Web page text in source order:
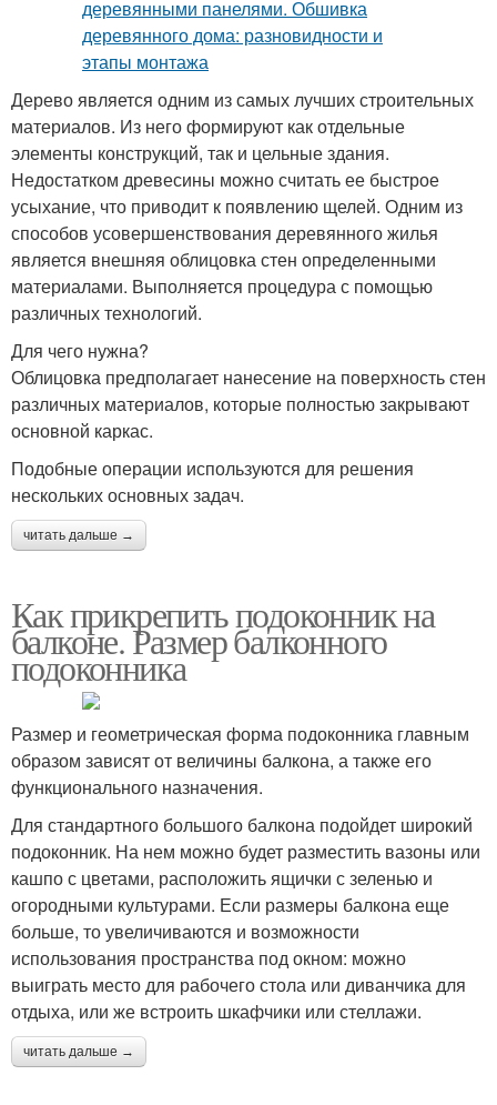
Дерево является одним из самых лучших строительных
материалов. Из него формируют как отдельные
элементы конструкций, так и цельные здания.
Недостатком древесины можно считать ее быстрое
усыхание, что приводит к появлению щелей. Одним из
способов усовершенствования деревянного жилья
является внешняя облицовка стен определенными
материалами. Выполняется процедура с помощью
различных технологий.
Для чего нужна?
Облицовка предполагает нанесение на поверхность стен
различных материалов, которые полностью закрывают
основной каркас.
Подобные операции используются для решения
нескольких основных задач.
читать дальше →
Как прикрепить подоконник на
балконе. Размер балконного
подоконника
Размер и геометрическая форма подоконника главным
образом зависят от величины балкона, а также его
функционального назначения.
Для стандартного большого балкона подойдет широкий
подоконник. На нем можно будет разместить вазоны или
кашпо с цветами, расположить ящички с зеленью и
огородными культурами. Если размеры балкона еще
больше, то увеличиваются и возможности
использования пространства под окном: можно
выиграть место для рабочего стола или диванчика для
отдыха, или же встроить шкафчики или стеллажи.
читать дальше →